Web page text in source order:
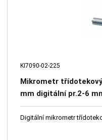
KI7090-02-225
Mikrometr
mm digitální pr.2-6
kroužku, DIN 863 -
Digitální mikrometr